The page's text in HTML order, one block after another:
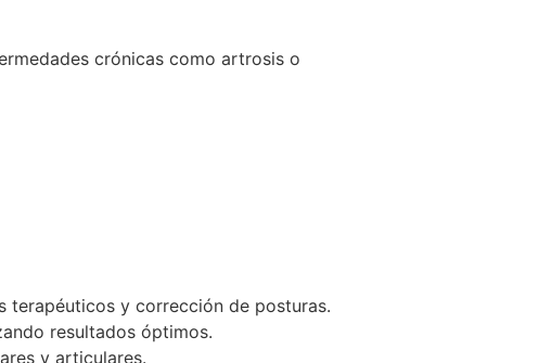
crónicas como artrosis o
terapéuticos y corrección de posturas.
resultados óptimos.
y articulares.